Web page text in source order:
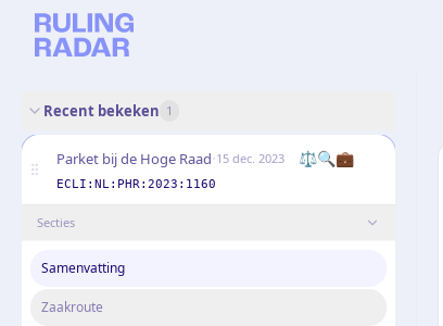
Recent bekeken 1
Parket bij de Hoge Raad·15 dec. 2023 ⚖️🔍💼
ECLI:NL:PHR:2023:1160
Secties
Samenvatting
Zaakroute